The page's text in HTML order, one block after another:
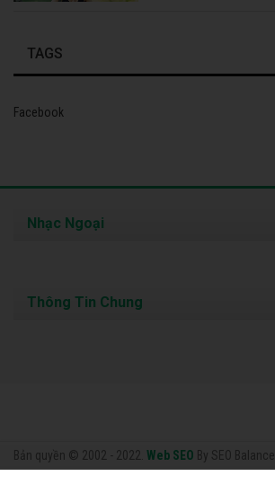
TAGS
Facebook
Bản quyền © 2002 - 2022. Web SEO By SEO Balance
Nhạc Ngoại
Thông Tin Chung